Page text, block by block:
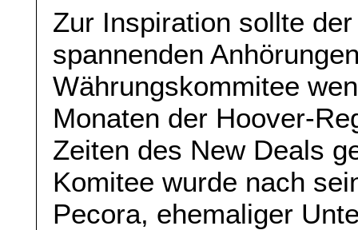
Zur Inspiration sollte
spannenden
Währungskommitee
Monaten der Hoover-
Zeiten des New Deals
Komitee wurde nach
Pecora, ehemaliger